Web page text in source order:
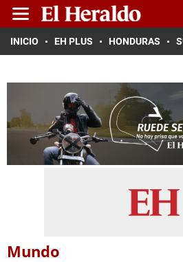
INICIO EH PLUS HONDURAS
Mundo